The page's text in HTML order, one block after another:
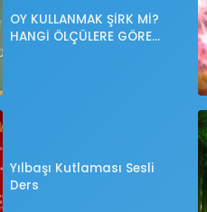
OY KULLANMAK ŞİRK Mİ?
HANGİ ÖLÇÜLERE GÖRE
Yılbaşı Kutlaması Sesli
Ders